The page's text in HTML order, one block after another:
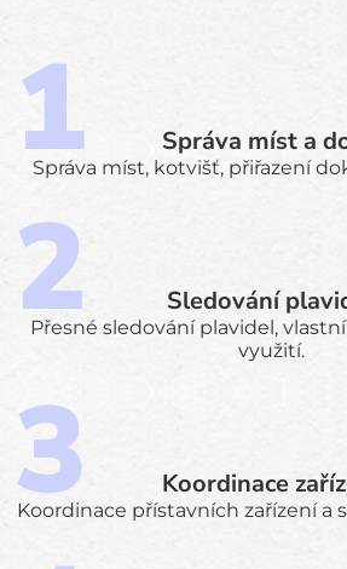
Správa míst a
Správa míst, kotvišť, přiřazení
Sledování
Přesné sledování plavidel,
využití.
Koordinace
Koordinace přístavních zařízení a